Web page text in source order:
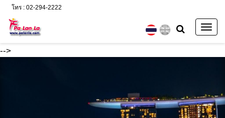
-->
โทร : 02-294-2222